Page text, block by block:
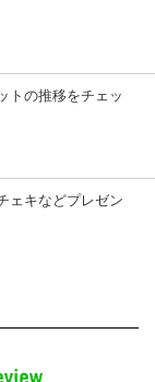
トの推移をチェッ
ェキなどプレゼン